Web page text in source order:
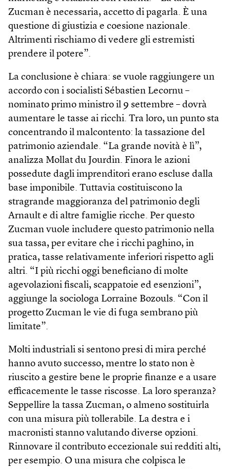
Zucman è necessaria, accetto di pagarla. È una
questione di giustizia e coesione nazionale.
Altrimenti rischiamo di vedere gli estremisti
prendere il potere”.
La conclusione è chiara: se vuole raggiungere un
accordo con i socialisti Sébastien Lecornu –
nominato primo ministro il 9 settembre – dovrà
aumentare le tasse ai ricchi. Tra loro, un punto sta
concentrando il malcontento: la tassazione del
patrimonio aziendale. “La grande novità è lì”,
analizza Mollat du Jourdin. Finora le azioni
possedute dagli imprenditori erano escluse dalla
base imponibile. Tuttavia costituiscono la
stragrande maggioranza del patrimonio degli
Arnault e di altre famiglie ricche. Per questo
Zucman vuole includere questo patrimonio nella
sua tassa, per evitare che i ricchi paghino, in
pratica, tasse relativamente inferiori rispetto agli
altri. “I più ricchi oggi beneficiano di molte
agevolazioni fiscali, scappatoie ed esenzioni”,
aggiunge la sociologa Lorraine Bozouls. “Con il
progetto Zucman le vie di fuga sembrano più
limitate”.
Molti industriali si sentono presi di mira perché
hanno avuto successo, mentre lo stato non è
riuscito a gestire bene le proprie finanze e a usare
efficacemente le tasse riscosse. La loro speranza?
Seppellire la tassa Zucman, o almeno sostituirla
con una misura più tollerabile. La destra e i
macronisti stanno valutando diverse opzioni.
Rinnovare il contributo eccezionale sui redditi alti,
per esempio. O una misura che colpisca le